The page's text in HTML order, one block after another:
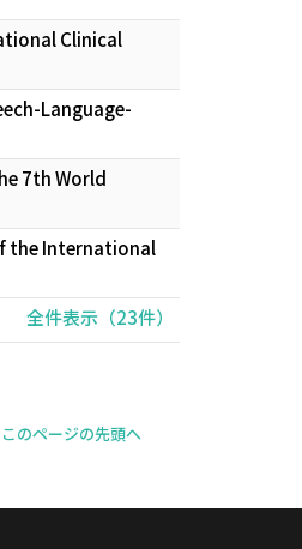
Clinical
Language-
7th World
the International
全件表示（23件）
このページの先頭へ